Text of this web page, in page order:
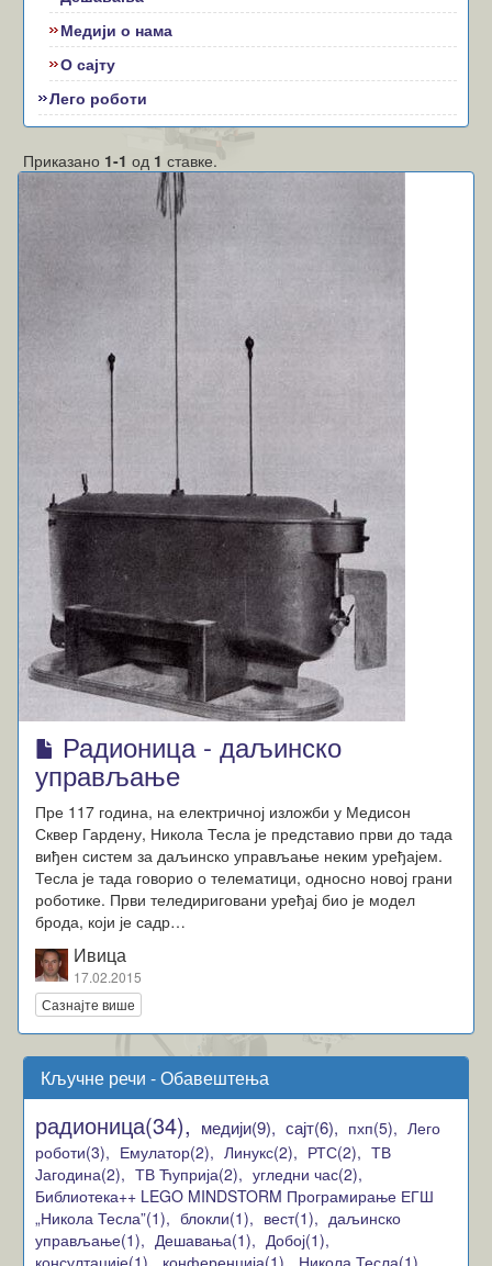
Медији о нама
О сајту
Лего роботи
Приказано 1-1 од 1 ставке.
Радионица - даљинско
управљање
Пре 117 година, на електричној изложби у Медисон
Сквер Гардену, Никола Тесла је представио први до тада
виђен систем за даљинско управљање неким уређајем.
Тесла је тада говорио о телематици, односно новој грани
роботике. Први теледириговани уређај био је модел
брода, који је садр…
Ивица
17.02.2015
Сазнајте више
Кључне речи - Обавештења
радионица(34), медији(9), сајт(6), пхп(5), Лего
роботи(3), Емулатор(2), Линукс(2), РТС(2), ТВ
Јагодина(2), ТВ Ћуприја(2), угледни час(2),
Библиотека++ LEGO MINDSTORM Програмирање ЕГШ
„Никола Тесла”(1), блокли(1), вест(1), даљинско
управљање(1), Дешавања(1), Добој(1),